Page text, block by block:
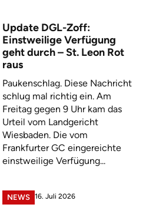
Update DGL-Zoff:
Einstweilige Verfügung
geht durch – St. Leon Rot
raus
Paukenschlag. Diese Nachricht
schlug mal richtig ein. Am
Freitag gegen 9 Uhr kam das
Urteil vom Landgericht
Wiesbaden. Die vom
Frankfurter GC eingereichte
einstweilige Verfügung...
NEWS 16. Juli 2026